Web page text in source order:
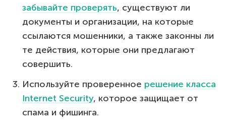
забывайте проверять, существуют ли
документы и организации, на которые
ссылаются мошенники, а также законны ли
те действия, которые они предлагают
совершить.
Используйте проверенное решение класса
Internet Security, которое защищает от
спама и фишинга.